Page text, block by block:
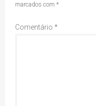
marcados com *
Comentário *